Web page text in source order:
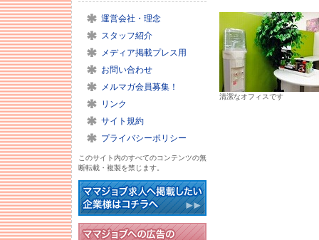
清潔なオフィスです
運営会社・理念
スタッフ紹介
メディア掲載プレス用
お問い合わせ
メルマガ会員募集！
リンク
サイト規約
プライバシーポリシー
このサイト内のすべてのコンテンツの無
断転載・複製を禁じます。